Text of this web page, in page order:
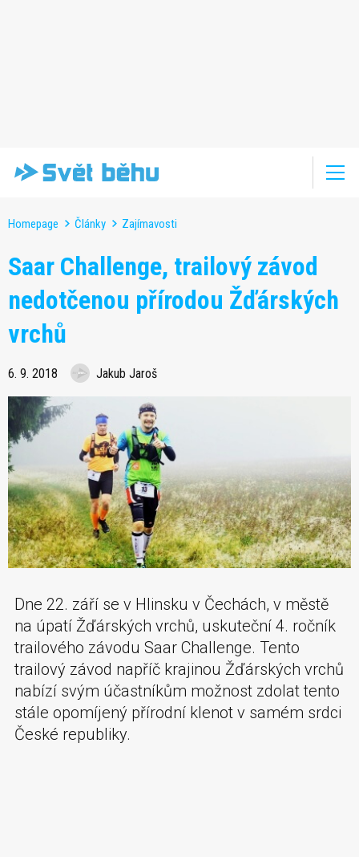
Homepage Články Zajímavosti
Saar Challenge, trailový závod
nedotčenou přírodou Žďárských
vrchů
6. 9. 2018 Jakub Jaroš
Dne 22. září se v Hlinsku v Čechách, v městě
na úpatí Žďárských vrchů, uskuteční 4. ročník
trailového závodu Saar Challenge. Tento
trailový závod napříč krajinou Žďárských vrchů
nabízí svým účastníkům možnost zdolat tento
stále opomíjený přírodní klenot v samém srdci
České republiky.